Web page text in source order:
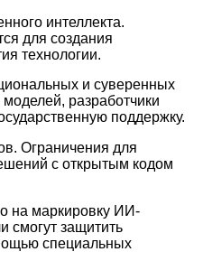
интеллекта.
для создания
технологии.
и суверенных
разработчики
поддержку.
Ограничения для
с открытым кодом
на маркировку ИИ-
смогут защитить
специальных